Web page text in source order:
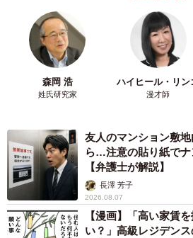
森岡 浩
姓氏研究家
ハイヒール・リン
漫才師
友人のマンション敷
ら…注意の貼り紙で
【弁護士が解説】
長澤 芳子
2026.08.07
【漫画】「高い家賃
い？」高級レジデン